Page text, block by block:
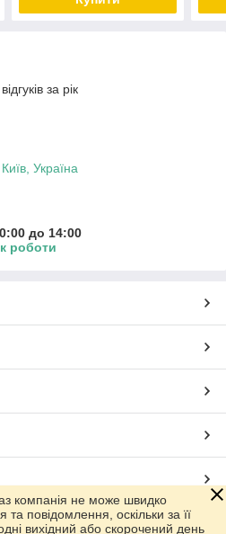
за рік
Україна
до 14:00
роботи
Prom.ua
компанія не може швидко
повідомлення, оскільки за її
вихідний або скорочений день